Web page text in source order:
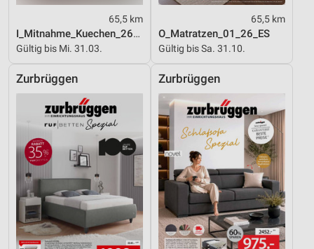
65,5 km
I_Mitnahme_Kuechen_26_ES
Gültig bis Mi. 31.03.
65,5 km
O_Matratzen_01_26_ES
Gültig bis Sa. 31.10.
Zurbrüggen Zurbrüggen